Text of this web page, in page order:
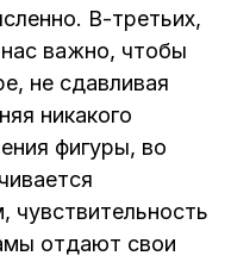
В-третьих,
важно, чтобы
не сдавливая
никакого
фигуры, во
чувствительность
отдают свои